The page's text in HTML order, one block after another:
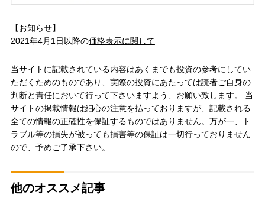
【お知らせ】
2021年4月1日以降の価格表示に関して
当サイトに記載されている内容はあくまでも投資の参考にしてい
ただくためのものであり、実際の投資にあたっては読者ご自身の
判断と責任において行って下さいますよう、お願い致します。 当
サイトの掲載情報は細心の注意を払っておりますが、記載される
全ての情報の正確性を保証するものではありません。万が一、ト
ラブル等の損失が被っても損害等の保証は一切行っておりません
ので、予めご了承下さい。
他のオススメ記事